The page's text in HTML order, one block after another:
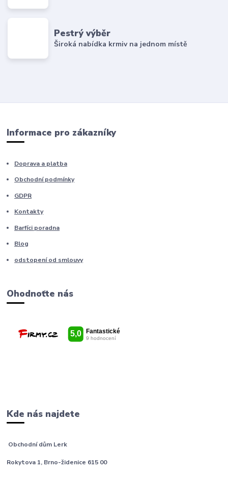
Pestrý výběr
Široká nabídka krmiv na jednom místě
Informace pro zákazníky
Doprava a platba
Obchodní podmínky
GDPR
Kontakty
Barfíci poradna
Blog
odstopení od smlouvy
Ohodnoťte nás
Kde nás najdete
Obchodní dům Lerk
Rokytova 1, Brno-židenice 615 00